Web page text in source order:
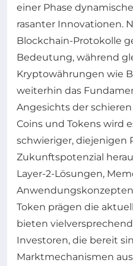
einer Phase
rasanter Innovationen.
Blockchain-Protokolle
Bedeutung, während
Kryptowährungen wie
weiterhin das
Angesichts der
Coins und Tokens wird
schwieriger, diejenigen
Zukunftspotenzial
Layer-2-Lösungen,
Token prägen die
bieten
Investoren, die bereit
Marktmechanismen